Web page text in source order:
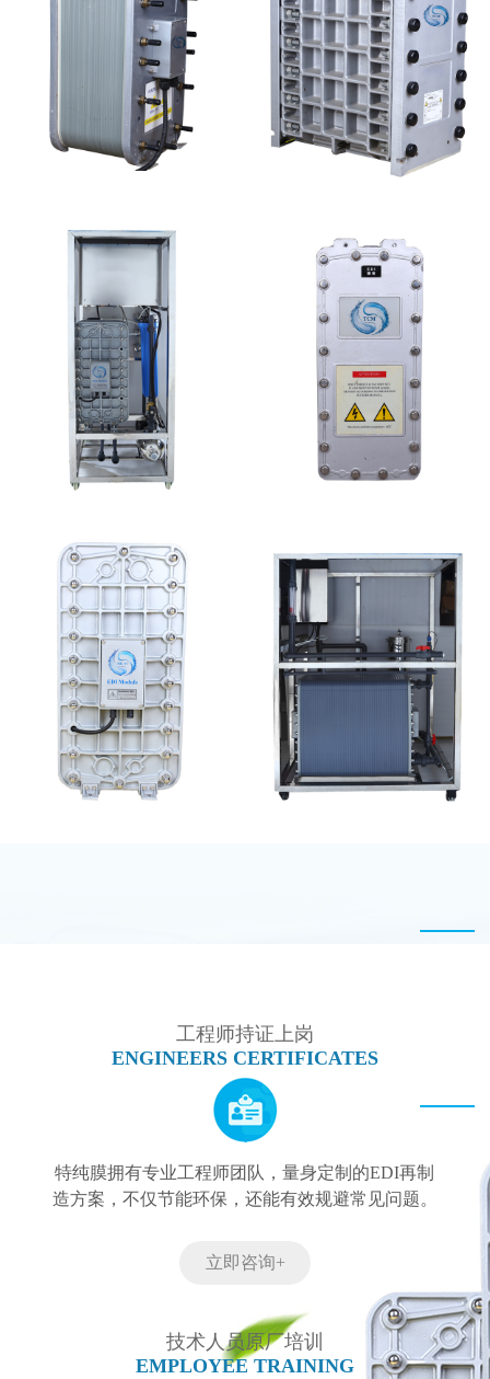
MK-TC100 EDI超纯水
处理设备
MK-TC200 EDI模块
PureTec （浦睿）EDI模
块维修
GE EDI模块维修
MK-TC50 EDI设备 坎普尔EDI膜堆维修
工程师持证上岗
ENGINEERS CERTIFICATES
特纯膜拥有专业工程师团队，量身定制的EDI再制
造方案，不仅节能环保，还能有效规避常见问题。
立即咨询+
技术人员原厂培训
EMPLOYEE TRAINING